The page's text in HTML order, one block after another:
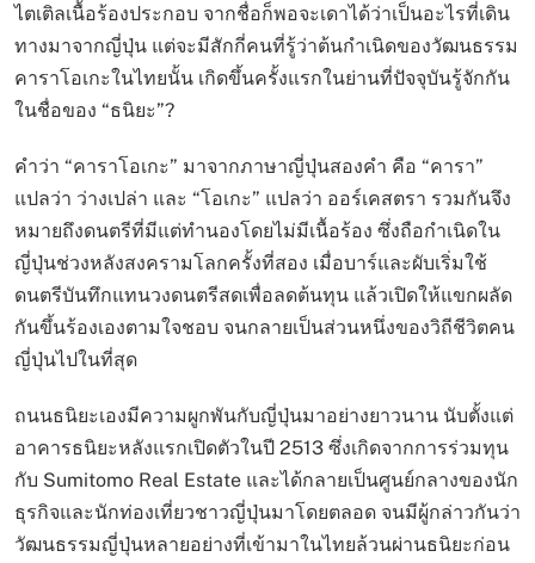
ไตเติลเนื้อร้องประกอบ จากชื่อก็พอจะเดาได้ว่าเป็นอะไรที่เดิน
ทางมาจากญี่ปุ่น แต่จะมีสักกี่คนที่รู้ว่าต้นกำเนิดของวัฒนธรรม
คาราโอเกะในไทยนั้น เกิดขึ้นครั้งแรกในย่านที่ปัจจุบันรู้จักกัน
ในชื่อของ “ธนิยะ”?
คำว่า “คาราโอเกะ” มาจากภาษาญี่ปุ่นสองคำ คือ “คารา”
แปลว่า ว่างเปล่า และ “โอเกะ” แปลว่า ออร์เคสตรา รวมกันจึง
หมายถึงดนตรีที่มีแต่ทำนองโดยไม่มีเนื้อร้อง ซึ่งถือกำเนิดใน
ญี่ปุ่นช่วงหลังสงครามโลกครั้งที่สอง เมื่อบาร์และผับเริ่มใช้
ดนตรีบันทึกแทนวงดนตรีสดเพื่อลดต้นทุน แล้วเปิดให้แขกผลัด
กันขึ้นร้องเองตามใจชอบ จนกลายเป็นส่วนหนึ่งของวิถีชีวิตคน
ญี่ปุ่นไปในที่สุด
ถนนธนิยะเองมีความผูกพันกับญี่ปุ่นมาอย่างยาวนาน นับตั้งแต่
อาคารธนิยะหลังแรกเปิดตัวในปี 2513 ซึ่งเกิดจากการร่วมทุน
กับ Sumitomo Real Estate และได้กลายเป็นศูนย์กลางของนัก
ธุรกิจและนักท่องเที่ยวชาวญี่ปุ่นมาโดยตลอด จนมีผู้กล่าวกันว่า
วัฒนธรรมญี่ปุ่นหลายอย่างที่เข้ามาในไทยล้วนผ่านธนิยะก่อน